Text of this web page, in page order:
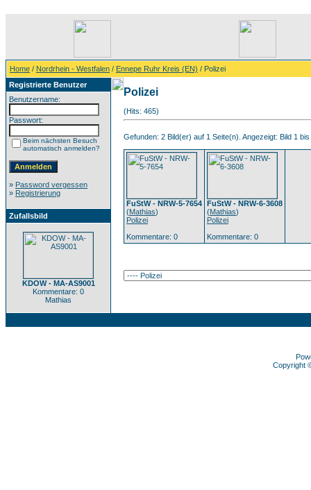
Home / Nordrhein - Westfalen / Ennepe Ruhr Kreis (EN) / Polizei
Registrierte Benutzer
Benutzername:
Passwort:
Beim nächsten Besuch
automatisch anmelden?
» Password vergessen
» Registrierung
Zufallsbild
KDOW - MA-AS9001
Kommentare: 0
Mathias
Polizei
(Hits: 465)
Gefunden: 2 Bild(er) auf 1 Seite(n). Angezeigt: Bild 1 bis
FuStW - NRW-5-7654
(Mathias)
Polizei
Kommentare: 0
FuStW - NRW-6-3608
(Mathias)
Polizei
Kommentare: 0
Copyright